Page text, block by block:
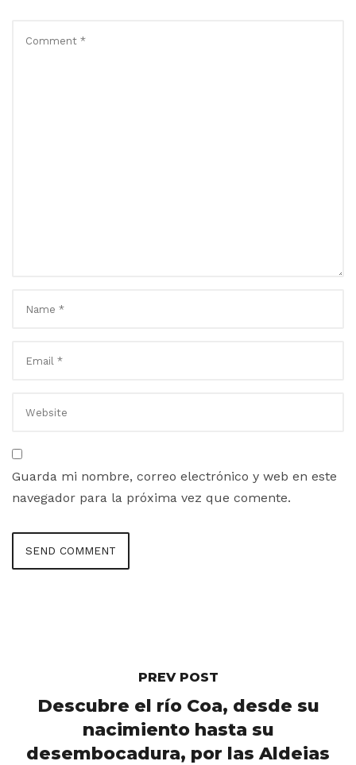
Guarda mi nombre, correo electrónico y web en este
navegador para la próxima vez que comente.
PREV POST
Descubre el río Coa, desde su
nacimiento hasta su
desembocadura, por las Aldeias